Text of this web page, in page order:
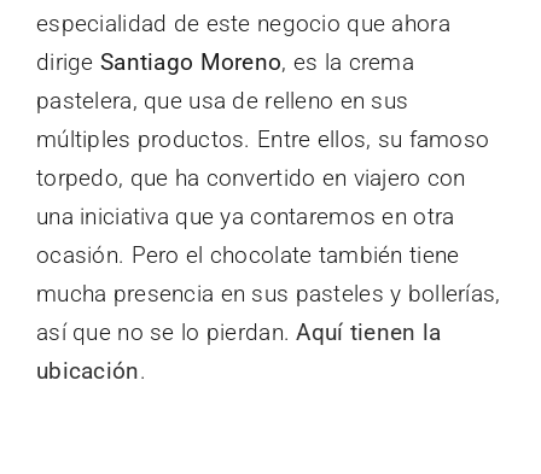
especialidad de este negocio que ahora
dirige Santiago Moreno, es la crema
pastelera, que usa de relleno en sus
múltiples productos. Entre ellos, su famoso
torpedo, que ha convertido en viajero con
una iniciativa que ya contaremos en otra
ocasión. Pero el chocolate también tiene
mucha presencia en sus pasteles y bollerías,
así que no se lo pierdan.Aquí tienen la
ubicación.